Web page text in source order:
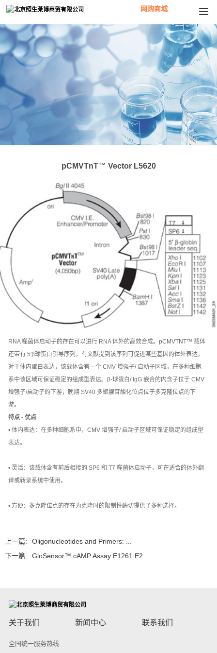
网购商城
pCMVTnT™ Vector L5620
RNA 噬菌体启动子的存在可以进行 RNA 体外的高效合成。pCMVTNT™ 载体
还带有 5'β球蛋白引导序列，有文献提到该序列可促进某些基因的体外表达。
对于体内蛋白表达，该载体含有一个 CMV 增强子/ 启动子区域，在多种细胞
系中该区域可保证稳定的组成型表达。β-球蛋白/ IgG 嵌合的内含子位于 CMV
增强子/启动子的下游，晚期 SV40 多聚腺苷酸化位点位于多克隆位点的下
游。
特点 - 优点
• 体内表达：在多种细胞系中，CMV 增强子/ 启动子区域可保证稳定的组成型
表达。
• 灵活：该载体含有前后相接的 SP6 和 T7 噬菌体启动子，可在适合的体外翻
译或转录系统中使用。
• 方便：多克隆位点的存在为克隆时的限制性酶切提供了多种选择。
上一篇:
Oligonucleotides and Primers: ...
下一篇:
GloSensor™ cAMP Assay E1261 E2...
关于我们 新闻中心 联系我们
全国统一服务热线